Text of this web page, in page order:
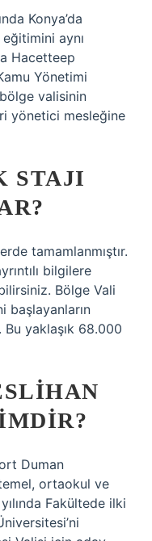
Konya’da
aynı
Hacetteep
Yönetimi
bölge valisinin
yönetici mesleğine
STAJI
tamamlanmıştır.
bilgilere
Bölge Vali
başlayanların
Bu yaklaşık 68.000
Duman
ortaokul ve
Fakültede ilki